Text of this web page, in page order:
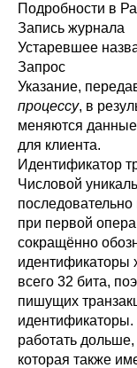
Подробности в
Запись журнала
Устаревшее
Запрос
Указание,
процессу, в
меняются
для клиента.
Идентификатор
Числовой
при первой
сокращённо
идентификаторы
всего 32 бита,
пишущих
работать дольше,
которая также